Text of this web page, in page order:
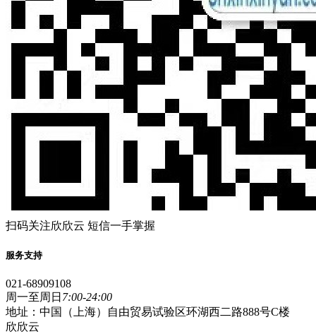
扫码关注欣欣云 短信一手掌握
服务支持
021-68909108
周一至周日 7:00-24:00
地址：中国（上海）自由贸易试验区环湖西二路888号C楼
欣欣云